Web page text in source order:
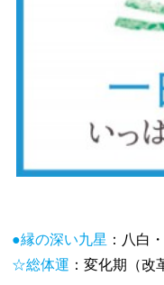
●縁の深い九星 ：八白
☆総体運 ：変化期（改